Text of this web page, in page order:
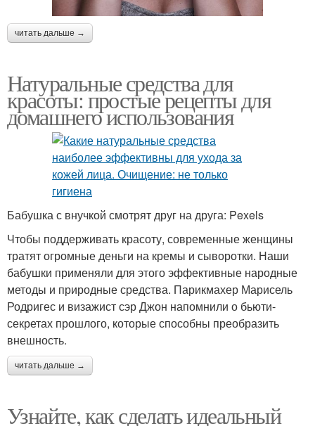
читать дальше →
Натуральные средства для
красоты: простые рецепты для
домашнего использования
Бабушка с внучкой смотрят друг на друга: Pexels
Чтобы поддерживать красоту, современные женщины
тратят огромные деньги на кремы и сыворотки. Наши
бабушки применяли для этого эффективные народные
методы и природные средства. Парикмахер Марисель
Родригес и визажист сэр Джон напомнили о бьюти-
секретах прошлого, которые способны преобразить
внешность.
читать дальше →
Узнайте, как сделать идеальный